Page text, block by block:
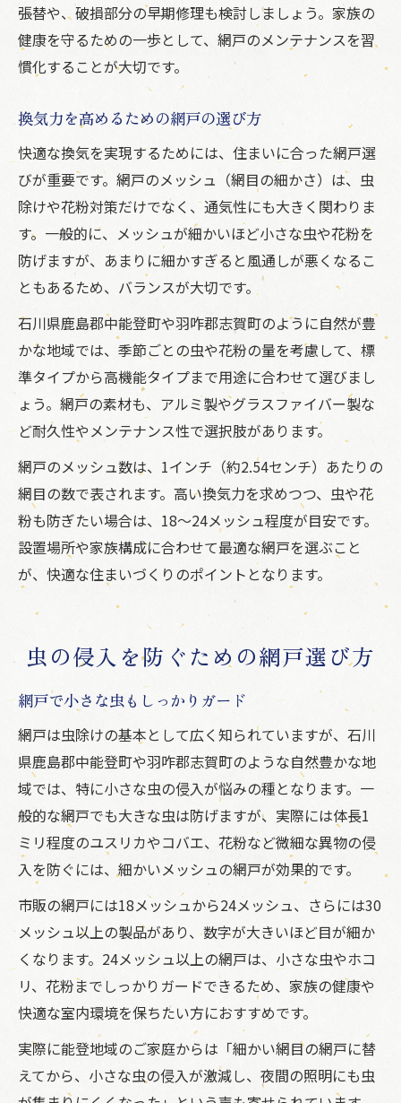
張替や、破損部分の早期修理も検討しましょう。家族の
健康を守るための一歩として、網戸のメンテナンスを習
慣化することが大切です。
換気力を高めるための網戸の選び方
快適な換気を実現するためには、住まいに合った網戸選
びが重要です。網戸のメッシュ（網目の細かさ）は、虫
除けや花粉対策だけでなく、通気性にも大きく関わりま
す。一般的に、メッシュが細かいほど小さな虫や花粉を
防げますが、あまりに細かすぎると風通しが悪くなるこ
ともあるため、バランスが大切です。
石川県鹿島郡中能登町や羽咋郡志賀町のように自然が豊
かな地域では、季節ごとの虫や花粉の量を考慮して、標
準タイプから高機能タイプまで用途に合わせて選びまし
ょう。網戸の素材も、アルミ製やグラスファイバー製な
ど耐久性やメンテナンス性で選択肢があります。
網戸のメッシュ数は、1インチ（約2.54センチ）あたりの
網目の数で表されます。高い換気力を求めつつ、虫や花
粉も防ぎたい場合は、18～24メッシュ程度が目安です。
設置場所や家族構成に合わせて最適な網戸を選ぶこと
が、快適な住まいづくりのポイントとなります。
虫の侵入を防ぐための網戸選び方
網戸で小さな虫もしっかりガード
網戸は虫除けの基本として広く知られていますが、石川
県鹿島郡中能登町や羽咋郡志賀町のような自然豊かな地
域では、特に小さな虫の侵入が悩みの種となります。一
般的な網戸でも大きな虫は防げますが、実際には体長1
ミリ程度のユスリカやコバエ、花粉など微細な異物の侵
入を防ぐには、細かいメッシュの網戸が効果的です。
市販の網戸には18メッシュから24メッシュ、さらには30
メッシュ以上の製品があり、数字が大きいほど目が細か
くなります。24メッシュ以上の網戸は、小さな虫やホコ
リ、花粉までしっかりガードできるため、家族の健康や
快適な室内環境を保ちたい方におすすめです。
実際に能登地域のご家庭からは「細かい網目の網戸に替
えてから、小さな虫の侵入が激減し、夜間の照明にも虫